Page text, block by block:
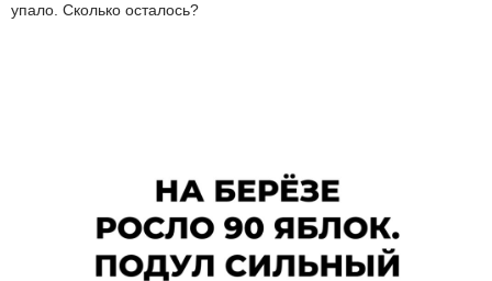
упало. Сколько осталось?